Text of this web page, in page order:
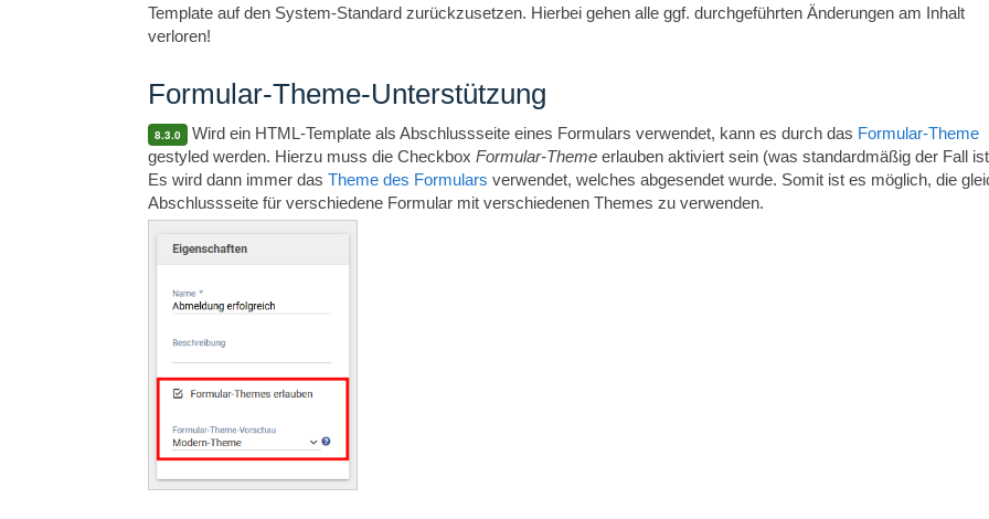
Template auf den System-Standard zurückzusetzen. Hierbei gehen alle ggf. durchgeführten Änderungen am Inhalt
verloren!
Formular-Theme-Unterstützung
8.3.0 Wird ein HTML-Template als Abschlussseite eines Formulars verwendet, kann es durch das Formular-Theme
gestyled werden. Hierzu muss die Checkbox Formular-Theme erlauben aktiviert sein (was standardmäßig der Fall
Es wird dann immer das Theme des Formulars verwendet, welches abgesendet wurde. Somit ist es möglich, die
Abschlussseite für verschiedene Formular mit verschiedenen Themes zu verwenden.